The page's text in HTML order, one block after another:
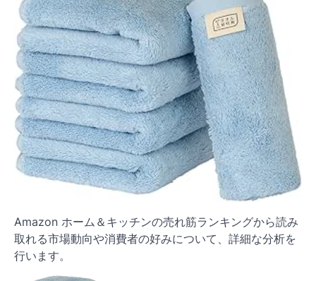
Amazon ホーム＆キッチンの売れ筋ランキングから読み
取れる市場動向や消費者の好みについて、詳細な分析を
行います。